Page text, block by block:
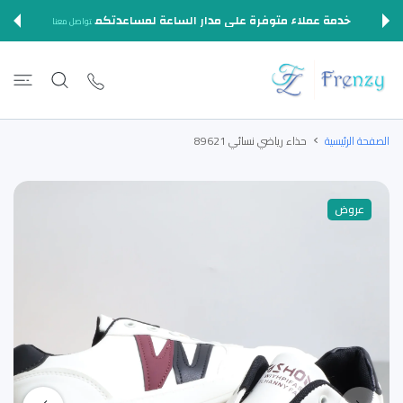
خدمة عملاء متوفرة على مدار الساعة لمساعدتكم تواصل معنا
الصفحة الرئيسية حذاء رياضي نسائي 89621
عروض